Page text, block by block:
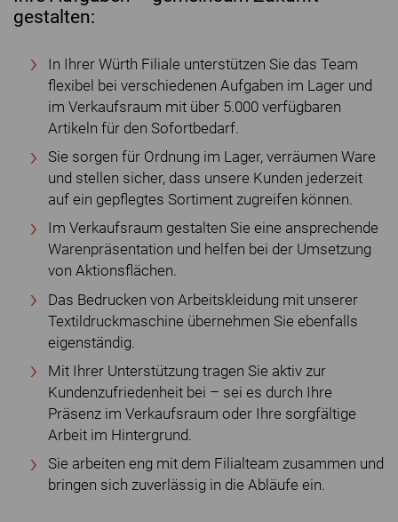
gestalten:
In Ihrer Würth Filiale unterstützen Sie das Team
flexibel bei verschiedenen Aufgaben im Lager und
im Verkaufsraum mit über 5.000 verfügbaren
Artikeln für den Sofortbedarf.
Sie sorgen für Ordnung im Lager, verräumen Ware
und stellen sicher, dass unsere Kunden jederzeit
auf ein gepflegtes Sortiment zugreifen können.
Im Verkaufsraum gestalten Sie eine ansprechende
Warenpräsentation und helfen bei der Umsetzung
von Aktionsflächen.
Das Bedrucken von Arbeitskleidung mit unserer
Textildruckmaschine übernehmen Sie ebenfalls
eigenständig.
Mit Ihrer Unterstützung tragen Sie aktiv zur
Kundenzufriedenheit bei – sei es durch Ihre
Präsenz im Verkaufsraum oder Ihre sorgfältige
Arbeit im Hintergrund.
Sie arbeiten eng mit dem Filialteam zusammen und
bringen sich zuverlässig in die Abläufe ein.